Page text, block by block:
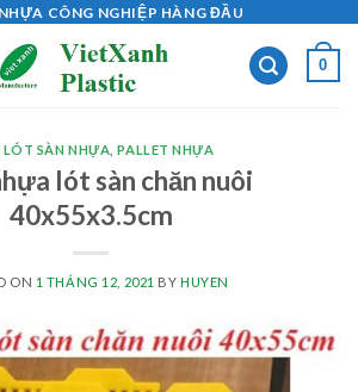
CÔNG NGHIỆP HÀNG ĐẦU
0
SÀN NHỰA ,PALLET NHỰA
lót sàn chăn nuôi
40x55x3.5cm
ON 1 THÁNG 12, 2021 BY HUYEN